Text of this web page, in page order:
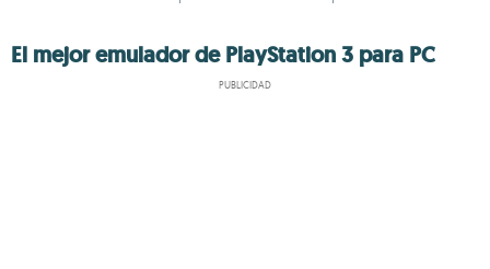
El mejor emulador de PlayStation 3 para PC
PUBLICIDAD